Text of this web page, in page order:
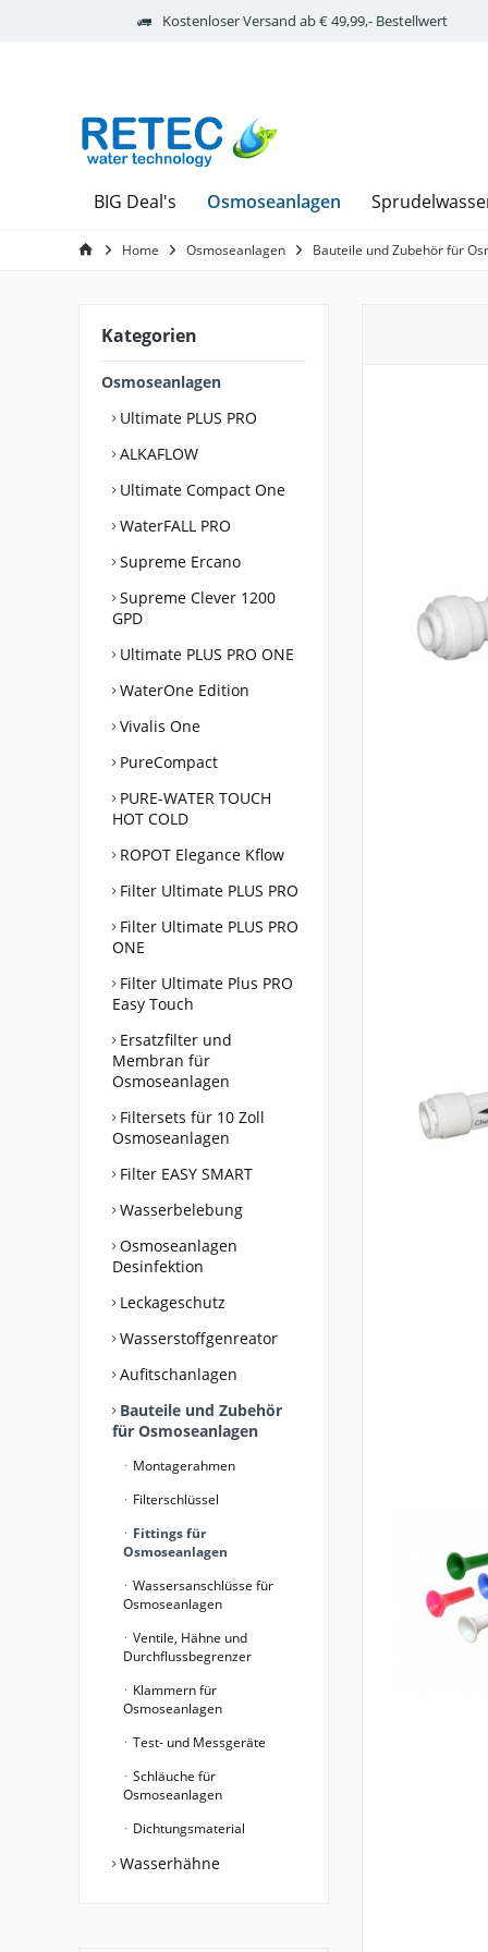
Kostenloser Versand ab € 49,99,- Bestellwert
BIG Deal's Osmoseanlagen
Home Osmoseanlagen Bauteile und Zubehör für
Kategorien
Osmoseanlagen
Ultimate PLUS PRO
ALKAFLOW
Ultimate Compact One
WaterFALL PRO
Supreme Ercano
Supreme Clever 1200
GPD
Ultimate PLUS PRO ONE
WaterOne Edition
Vivalis One
PureCompact
PURE-WATER TOUCH
HOT COLD
ROPOT Elegance Kflow
Filter Ultimate PLUS PRO
Filter Ultimate PLUS PRO
ONE
Filter Ultimate Plus PRO
Easy Touch
Ersatzfilter und
Membran für
Osmoseanlagen
Filtersets für 10 Zoll
Osmoseanlagen
Filter EASY SMART
Wasserbelebung
Osmoseanlagen
Desinfektion
Leckageschutz
Wasserstoffgenreator
Aufitschanlagen
Bauteile und Zubehör
für Osmoseanlagen
Montagerahmen
Filterschlüssel
Fittings für
Osmoseanlagen
Wassersanschlüsse für
Osmoseanlagen
Ventile, Hähne und
Durchflussbegrenzer
Klammern für
Osmoseanlagen
Test- und Messgeräte
Schläuche für
Osmoseanlagen
Dichtungsmaterial
Wasserhähne